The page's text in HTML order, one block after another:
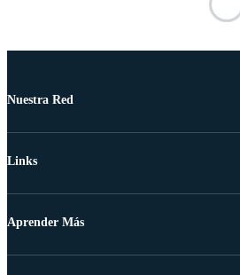
Nuestra Red
Links
Aprender Más